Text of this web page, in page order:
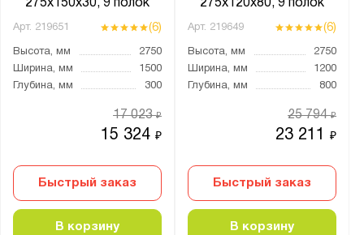
275х150х30, 9 полок
Арт. 219651 (6)
Высота, мм
2750
Ширина, мм
1500
Глубина, мм
300
15 324₽
17 023₽
Быстрый заказ
В корзину
275х120х80, 9 полок
Арт. 219649 (6)
Высота, мм
2750
Ширина, мм
1200
Глубина, мм
800
23 211₽
25 794₽
Быстрый заказ
В корзину